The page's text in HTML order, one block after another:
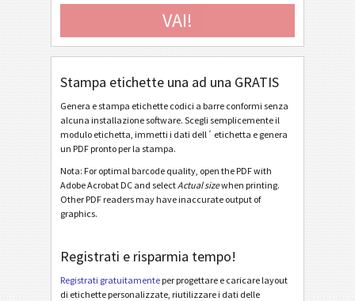
Galia ETI.9 - Single / Master
Galia ETI.9 - Master Multiple
Galia ETI.9 - Master Mixed
Galia ETI.9 - License Plate - Single / Master
Galia ETI.9 - License Plate - Master Multiple
Galia ETI.9 - L3P License Plate - Master Multiple
VAI!
Stampa etichette una ad una GRATIS
Genera e stampa etichette codici a barre conformi senza
alcuna installazione software. Scegli semplicemente il
modulo etichetta, immetti i dati dell´ etichetta e genera
un PDF pronto per la stampa.
Nota: For optimal barcode quality, open the PDF with
Adobe Acrobat DC and selectActual sizewhen printing.
Other PDF readers may have inaccurate output of
graphics.
Registrati e risparmia tempo!
Registrati gratuitamente per progettare e caricare layout
di etichette personalizzate, riutilizzare i dati delle